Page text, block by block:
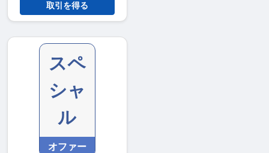
取引を得る
スペ
シャ
ル
オファー